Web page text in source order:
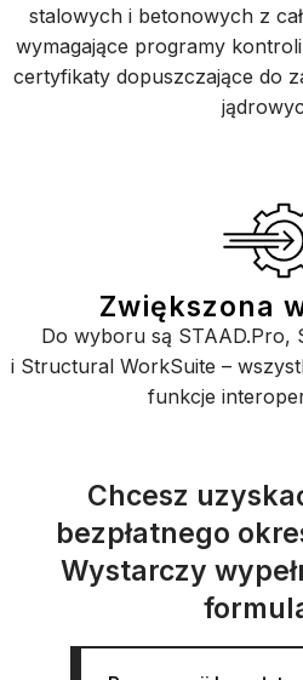
stalowych i betonowych z
wymagające programy
certyfikaty dopuszczające do
Zwiększona
Do wyboru są STAAD.Pro,
i Structural WorkSuite –
funkcje
Chcesz
bezpłatnego
Wystarczy